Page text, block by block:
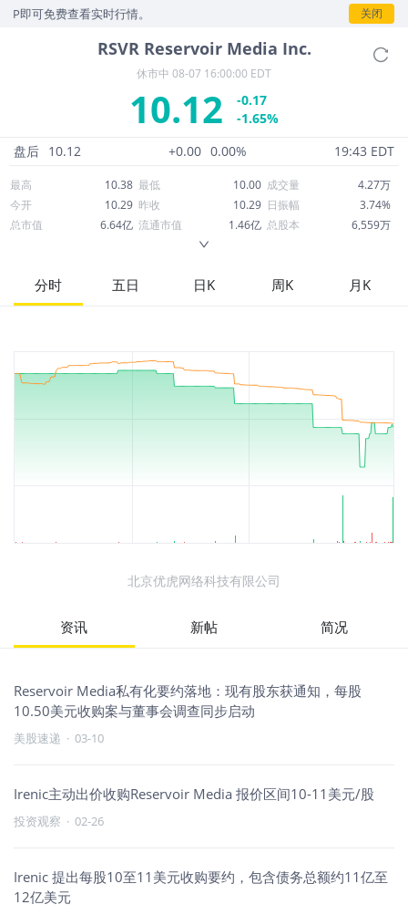
可免费查看实时行情。 关闭
RSVR Reservoir Media Inc.
休市中 08-07 16:00:00 EDT
10.12
-0.17
-1.65%
盘后 10.12 +0.00 0.00% 19:43 EDT
最高 10.38 最低 10.00 成交量
4.27万
今开
10.29 昨收 10.29 日振幅
3.74%
总市值
6.64亿 流通市值 1.46亿 总股本
6,559万
52周最高
13.39 市盈率
80.22
股息
分时 五日 日K 周K 月K
北京优虎网络科技有限公司
资讯 新帖 简况
Reservoir Media私有化要约落地：现有股东获通知，每股
10.50美元收购案与董事会调查同步启动
美股速递 · 03-10
Irenic主动出价收购Reservoir Media 报价区间10-11美元/股
投资观察 · 02-26
Irenic 提出每股10至11美元收购要约，包含债务总额约11亿至
12亿美元